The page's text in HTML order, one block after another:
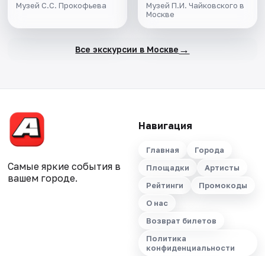
Музей С.С. Прокофьева
Музей П.И. Чайковского в
Москве
Все экскурсии в Москве →
Самые яркие события в
вашем городе.
Навигация
Главная
Города
Площадки
Артисты
Рейтинги
Промокоды
О нас
Возврат билетов
Политика
конфиденциальности